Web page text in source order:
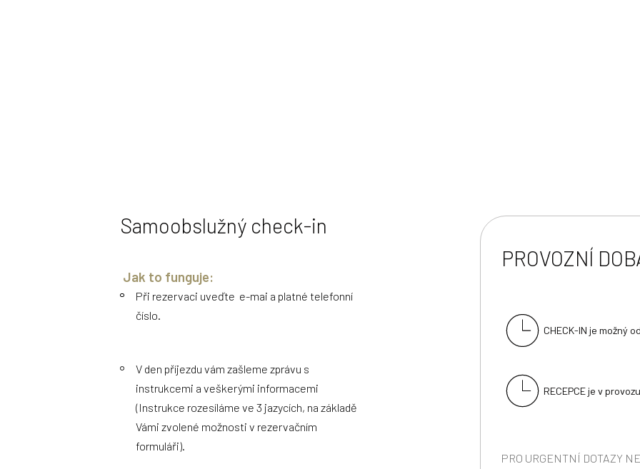
Samoobslužný check-in
Jak to funguje:
Při rezervaci uveďte e-mai a platné telefonní
číslo.
V den příjezdu vám zašleme zprávu s
instrukcemi a veškerými informacemi
(Instrukce rozesíláme ve 3 jazycích, na základě
Vámi zvolené možnosti v rezervačním
formuláři).
PROVOZNÍ
CHECK-IN je možný
RECEPCE je v
PRO URGENTNÍ DOTAZY